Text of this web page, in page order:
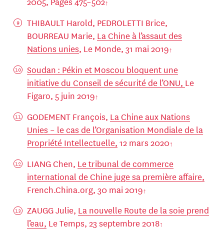
THIBAULT Harold, PEDROLETTI Brice,
BOURREAU Marie, La Chine à l’assaut des
Nations unies, Le Monde, 31 mai 2019
Soudan : Pékin et Moscou bloquent une
initiative du Conseil de sécurité de l’ONU, Le
Figaro, 5 juin 2019
GODEMENT François, La Chine aux Nations
Unies – le cas de l’Organisation Mondiale de la
Propriété Intellectuelle, 12 mars 2020
LIANG Chen, Le tribunal de commerce
international de Chine juge sa première affaire,
French.China.org, 30 mai 2019
ZAUGG Julie, La nouvelle Route de la soie prend
l’eau, Le Temps, 23 septembre 2018